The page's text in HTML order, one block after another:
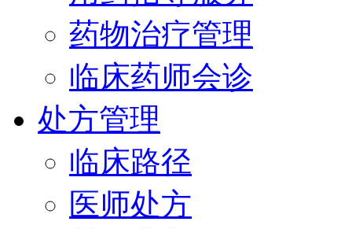
药物治疗管理
临床药师会诊
处方管理
临床路径
医师处方